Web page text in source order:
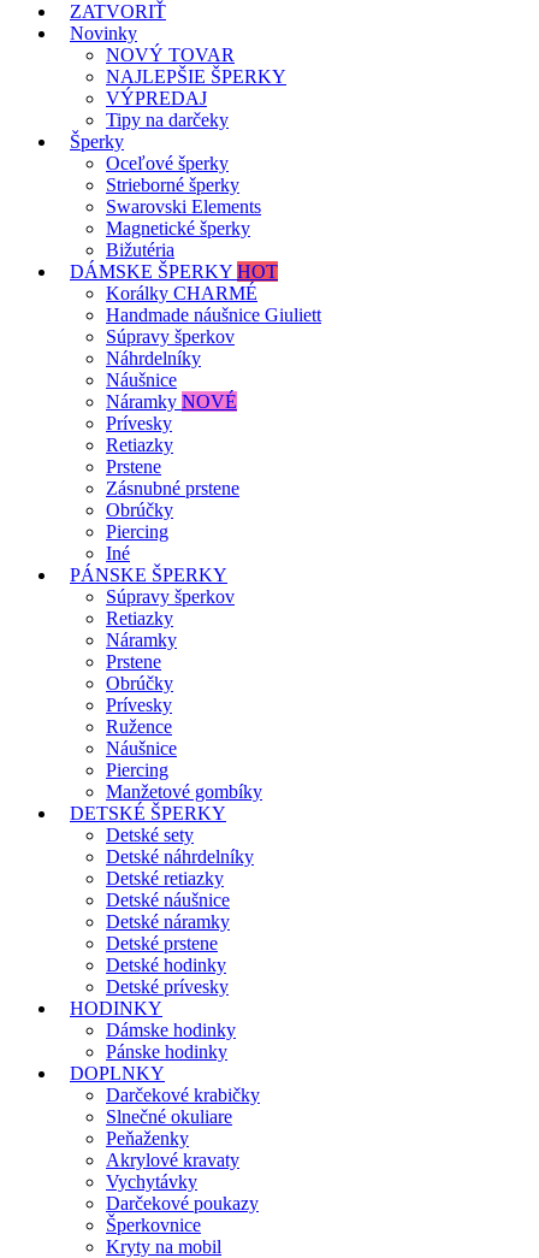
ZATVORIŤ
Novinky
NOVÝ TOVAR
NAJLEPŠIE ŠPERKY
VÝPREDAJ
Tipy na darčeky
Šperky
Oceľové šperky
Strieborné šperky
Swarovski Elements
Magnetické šperky
Bižutéria
DÁMSKE ŠPERKY HOT
Korálky CHARMÉ
Handmade náušnice Giuliett
Súpravy šperkov
Náhrdelníky
Náušnice
Náramky NOVÉ
Prívesky
Retiazky
Prstene
Zásnubné prstene
Obrúčky
Piercing
Iné
PÁNSKE ŠPERKY
Súpravy šperkov
Retiazky
Náramky
Prstene
Obrúčky
Prívesky
Ružence
Náušnice
Piercing
Manžetové gombíky
DETSKÉ ŠPERKY
Detské sety
Detské náhrdelníky
Detské retiazky
Detské náušnice
Detské náramky
Detské prstene
Detské hodinky
Detské prívesky
HODINKY
Dámske hodinky
Pánske hodinky
DOPLNKY
Darčekové krabičky
Slnečné okuliare
Peňaženky
Akrylové kravaty
Vychytávky
Darčekové poukazy
Šperkovnice
Kryty na mobil